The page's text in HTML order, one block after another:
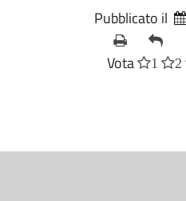
Pubblicato il
Vota
1 2